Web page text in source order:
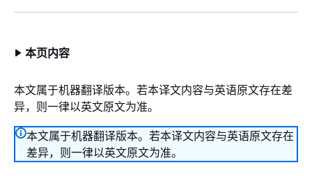
本页内容
本文属于机器翻译版本。若本译文内容与英语原文存在差
异，则一律以英文原文为准。
本文属于机器翻译版本。若本译文内容与英语原文存在
差异，则一律以英文原文为准。